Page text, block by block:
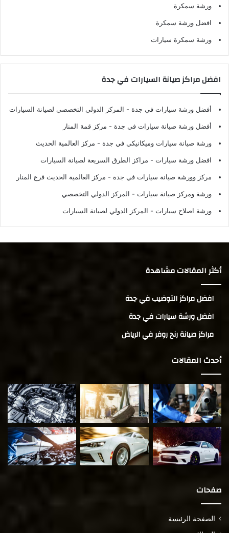
ورشة سمكرة
افضل ورشة سمكرة
ورشة سمكرة سيارات
افضل مراكز صيانة السيارات في جدة
أفضل ورشة سيارات في جدة - المركز الدولي التخصصي لصيانة السيارات
أفضل ورشة صيانة سيارات في جدة - مركز قمة المنار
ورشة صيانة سيارات وميكانيكي في جدة - مركز العالمية الحديث
افضل ورشة سيارات - مراكز الطرق السريعة لصيانة السيارات
مركز وورشة صيانة سيارات في جدة - مركز العالمية الحديث فرع المنار
ورشة ومركز صيانة سيارات - المركز الدولي التخصصي
ورشة اصلاح سيارات - المركز الدولي لصيانة السيارات
أكثر المقالات مشاهدة
افضل مراكز التوضيب في جدة
افضل ورشة سيارات في جدة
مراكز صيانة رنج روفر في الرياض
أحدث المقالات
صفحات
الصفحة الرئيسة